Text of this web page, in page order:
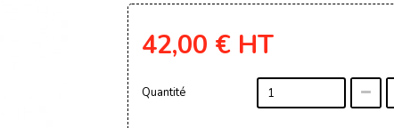
42,00 € HT
Quantité